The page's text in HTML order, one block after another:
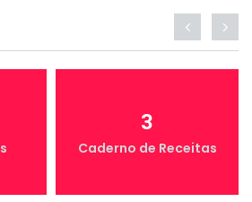
3
Caderno de Receitas